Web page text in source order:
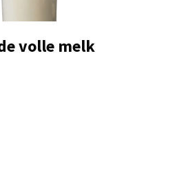
volle melk